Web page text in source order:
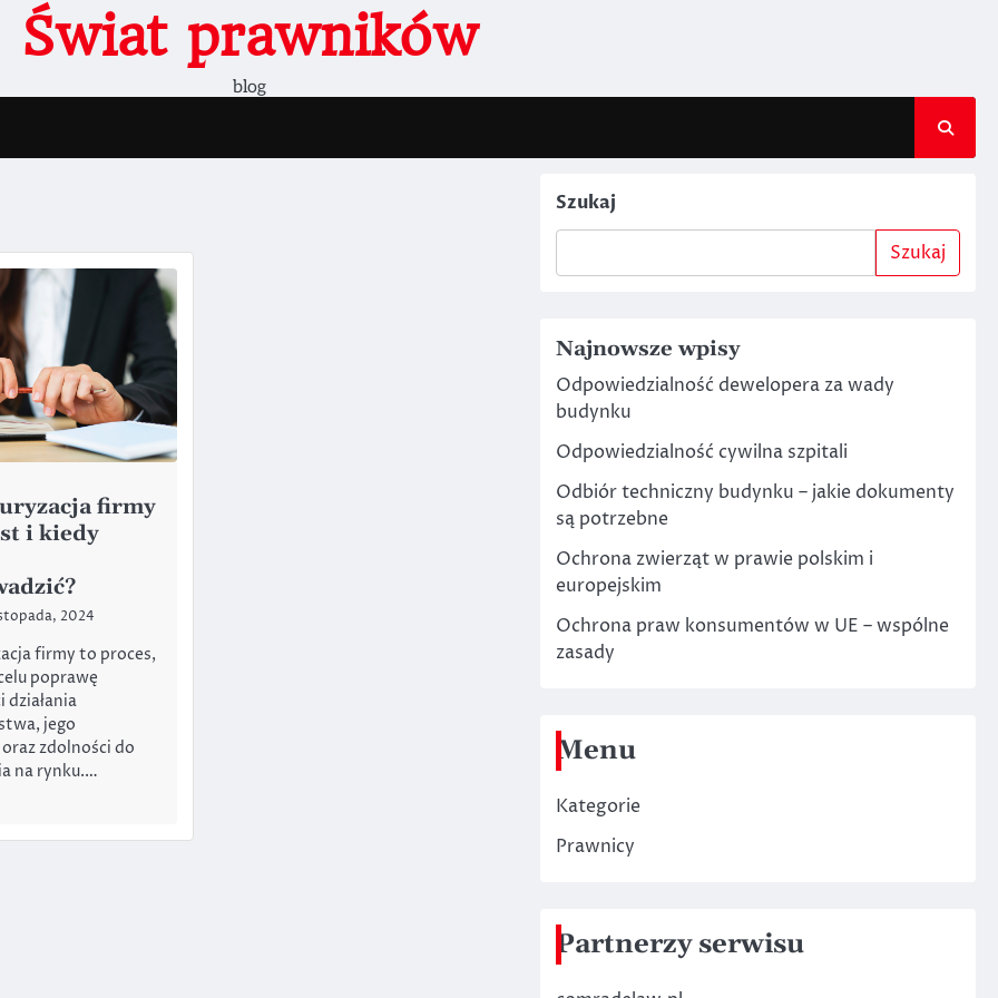
Świat prawników
blog
firmy
i kiedy
2024
firmy to proces,
poprawę
jego
zdolności do
na rynku.…
Szukaj
Szukaj
Najnowsze wpisy
Odpowiedzialność dewelopera za wady
budynku
Odpowiedzialność cywilna szpitali
Odbiór techniczny budynku – jakie dokumenty
są potrzebne
Ochrona zwierząt w prawie polskim i
europejskim
Ochrona praw konsumentów w UE – wspólne
zasady
Menu
Kategorie
Prawnicy
Partnerzy serwisu